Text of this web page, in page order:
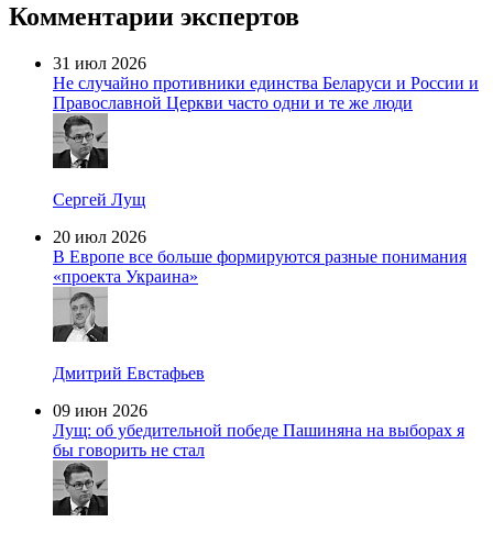
Комментарии экспертов
31 июл 2026
Не случайно противники единства Беларуси и России и
Православной Церкви часто одни и те же люди
Сергей Лущ
20 июл 2026
В Европе все больше формируются разные понимания
«проекта Украина»
Дмитрий Евстафьев
09 июн 2026
Лущ: об убедительной победе Пашиняна на выборах я
бы говорить не стал